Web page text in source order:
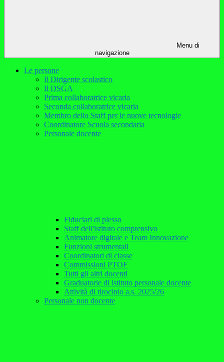
Menu di
navigazione
Le persone
Il Dirigente scolastico
Il DSGA
Prima collaboratrice vicaria
Seconda collaboratrice vicaria
Membro dello Staff per le nuove tecnologie
Coordinatore Scuola secondaria
Personale docente
Fiduciari di plesso
Staff dell'istituto comprensivo
Animatore digitale e Team Innovazione
Funzioni strumentali
Coordinatori di classe
Commissioni PTOF
Tutti gli altri docenti
Graduatorie di istituto personale docente
Attività di tirocinio a.s. 2025/26
Personale non docente